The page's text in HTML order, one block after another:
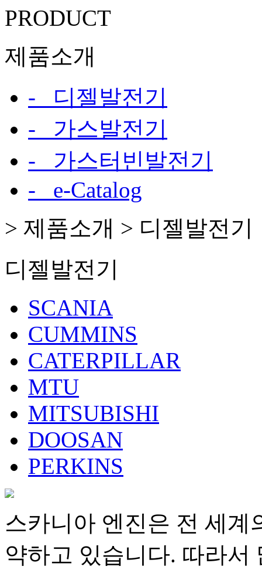
PRODUCT
제품소개
- 디젤발전기
- 가스발전기
- 가스터빈발전기
- e-Catalog
> 제품소개 > 디젤발전기
디젤발전기
SCANIA
CUMMINS
CATERPILLAR
MTU
MITSUBISHI
DOOSAN
PERKINS
스카니아 엔진은 전 세계
약하고 있습니다. 따라서